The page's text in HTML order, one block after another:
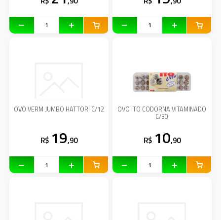
OVO VERM JUMBO HATTORI C/12
R$ 19,90
OVO ITO CODORNA VITAMINADO
C/30
R$ 10,90